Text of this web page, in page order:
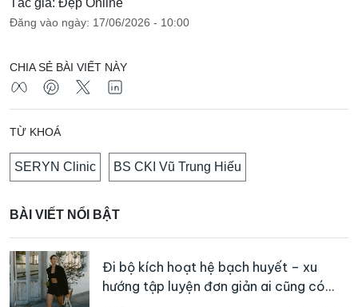
Đăng vào ngày: 17/06/2026 - 10:00
CHIA SẺ BÀI VIẾT NÀY
TỪ KHOÁ
SERYN Clinic BS CKI Vũ Trung Hiếu
BÀI VIẾT NỔI BẬT
Đi bộ kích hoạt hệ bạch huyết – xu
hướng tập luyện đơn giản ai cũng có